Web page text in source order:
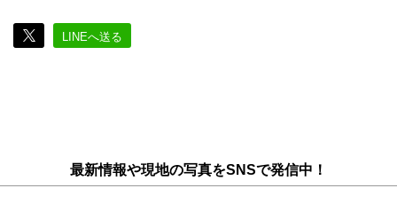
LINEへ送る
最新情報や現地の写真をSNSで発信中！